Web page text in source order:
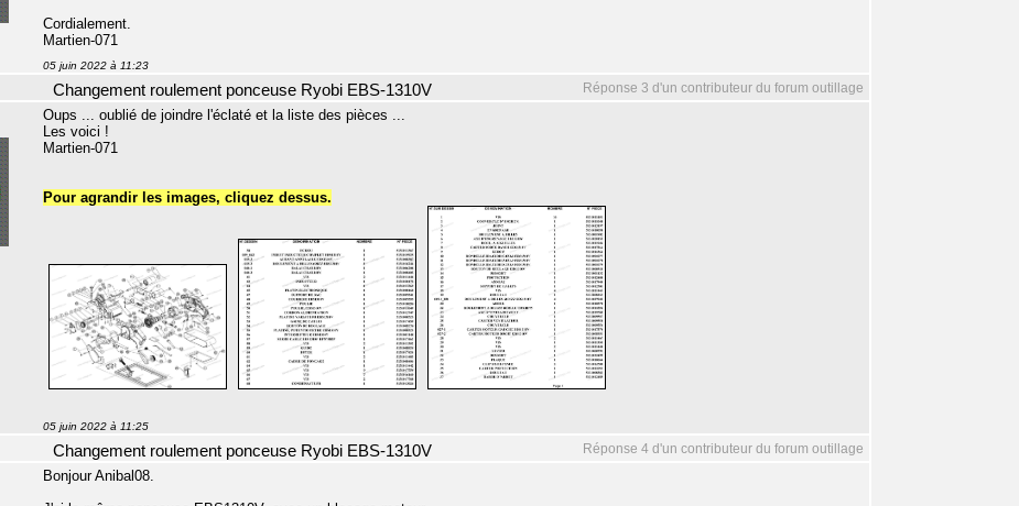
Cordialement.
Martien-071
05 juin 2022 à 11:23
Réponse 3 d'un contributeur du forum outillage
Changement roulement ponceuse Ryobi EBS-1310V
Oups ... oublié de joindre l'éclaté et la liste des pièces ...
Les voici !
Martien-071
Pour agrandir les images, cliquez dessus.
05 juin 2022 à 11:25
Réponse 4 d'un contributeur du forum outillage
Changement roulement ponceuse Ryobi EBS-1310V
Bonjour Anibal08.